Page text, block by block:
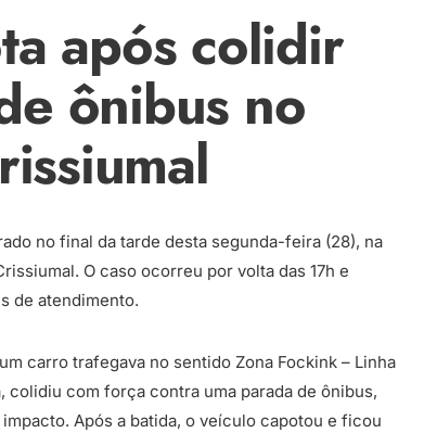
após colidir
ônibus no
no final da tarde desta segunda-feira (28), na
O caso ocorreu por volta das 17h e
de atendimento.
carro trafegava no sentido Zona Fockink – Linha
colidiu com força contra uma parada de ônibus,
Após a batida, o veículo capotou e ficou